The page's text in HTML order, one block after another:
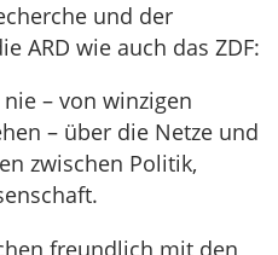
und der
ARD wie auch das ZDF:
– von winzigen
– über die Netze und
zwischen Politik,
freundlich mit den